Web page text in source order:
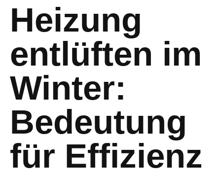
Heizung
entlüften im
Winter:
Bedeutung
für Effizienz